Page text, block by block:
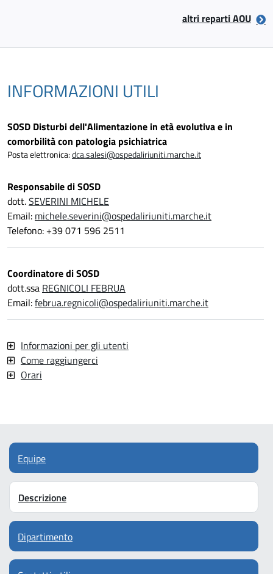
altri reparti AOU
INFORMAZIONI UTILI
SOSD Disturbi dell'Alimentazione in età evolutiva e in
comorbilità con patologia psichiatrica
Posta elettronica:dca.salesi@ospedaliriuniti.marche.it
Responsabile di SOSD
dott.SEVERINI MICHELE
Email: michele.severini@ospedaliriuniti.marche.it
Telefono: +39 071 596 2511
Coordinatore di SOSD
dott.ssa REGNICOLI FEBRUA
Email:februa.regnicoli@ospedaliriuniti.marche.it
Informazioni per gli utenti
Come raggiungerci
Orari
Equipe
Descrizione
Dipartimento